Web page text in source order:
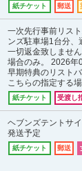
紙チケット 郵送
一次先行事前リス
ンズ駐車場1台分
一切返金致しませ
場合のみ。 2026年
早期特典のリスト
こちらの指定する
紙チケット 受渡し
ヘブンズテントサ
発送予定
紙チケット 郵送